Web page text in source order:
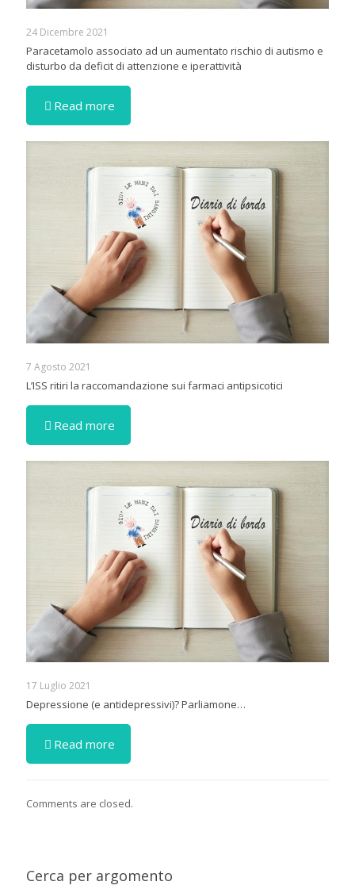
24 Dicembre 2021
Paracetamolo associato ad un aumentato rischio di autismo e
disturbo da deficit di attenzione e iperattività
Read more
7 Agosto 2021
L’ISS ritiri la raccomandazione sui farmaci antipsicotici
Read more
17 Luglio 2021
Depressione (e antidepressivi)? Parliamone…
Read more
Comments are closed.
Cerca per argomento